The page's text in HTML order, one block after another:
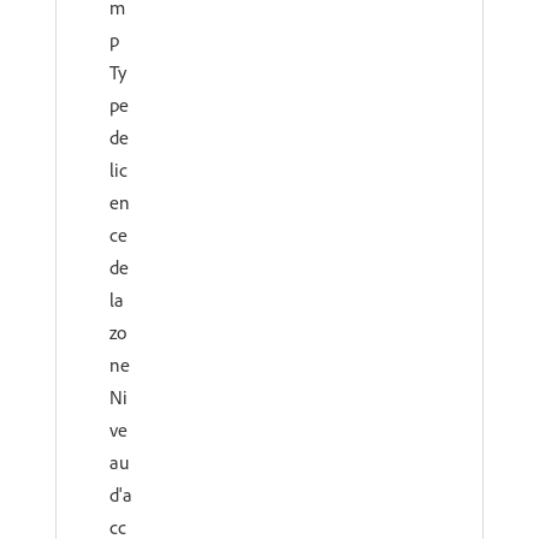
m
p
Ty
pe
de
lic
en
ce
de
la
zo
ne
Ni
ve
au
d'a
cc